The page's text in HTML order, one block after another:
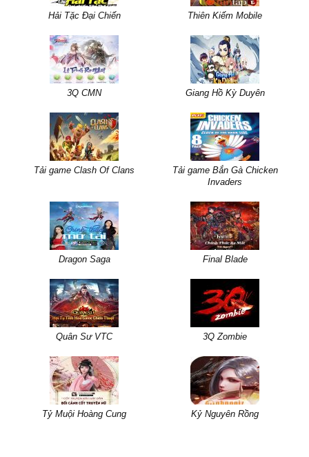
Hải Tặc Đại Chiến Thiên Kiếm Mobile
3Q CMN Giang Hồ Kỳ Duyên
Tải game Clash Of Clans
Tải game Bắn Gà Chicken
Invaders
Dragon Saga Final Blade
Quân Sư VTC 3Q Zombie
Tỷ Muội Hoàng Cung Kỷ Nguyên Rồng